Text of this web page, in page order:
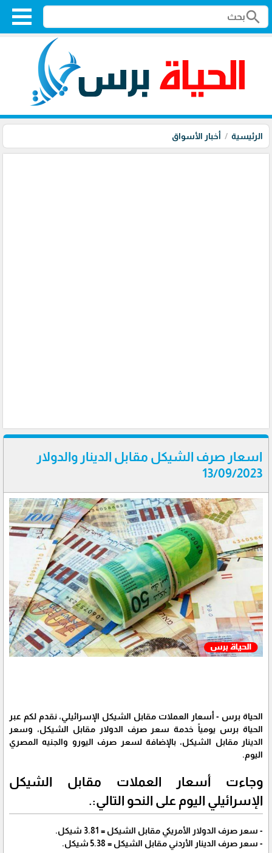
search
الرئيسية أخبار الأسواق
اسعار صرف الشيكل مقابل الدينار والدولار
13/09/2023
الحياة برس - أسعار العملات مقابل الشيكل الإسرائيلي، نقدم لكم عبر
الحياة برس يومياً خدمة سعر صرف الدولار مقابل الشيكل، وسعر
الدينار مقابل الشيكل، بالإضافة لسعر صرف اليورو والجنيه المصري
اليوم.
وجاءت أسعار العملات مقابل الشيكل
الإسرائيلي اليوم على النحو التالي:.
- سعر صرف الدولار الأمريكي مقابل الشيكل = 3.81 شيكل.
- سعر صرف الدينار الأردني مقابل الشيكل = 5.38 شيكل.